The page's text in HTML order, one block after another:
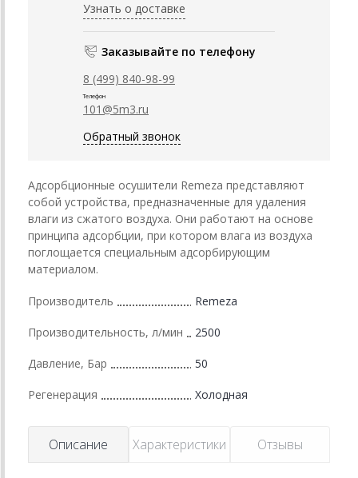
Узнать о доставке
Заказывайте по телефону
8 (499) 840-98-99
Телефон
101@5m3.ru
Обратный звонок
Адсорбционные осушители Remeza представляют
собой устройства, предназначенные для удаления
влаги из сжатого воздуха. Они работают на основе
принципа адсорбции, при котором влага из воздуха
поглощается специальным адсорбирующим
материалом.
Производитель Remeza
Производительность, л/мин 2500
Давление, Бар 50
Регенерация Холодная
Описание Характеристики Отзывы